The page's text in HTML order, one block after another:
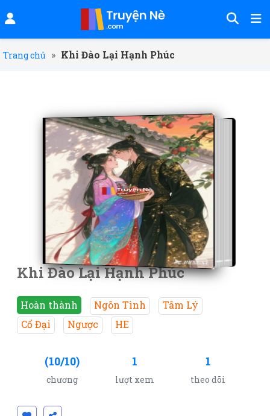
Trang chủ » Khi Đào Lại Hạnh Phúc
Khi Đào Lại Hạnh Phúc
Hoàn thành Ngôn Tình
Tâm Lý
Cổ Đại
Ngược HE
(10/10)
chương
1
lượt xem
1
theo dõi